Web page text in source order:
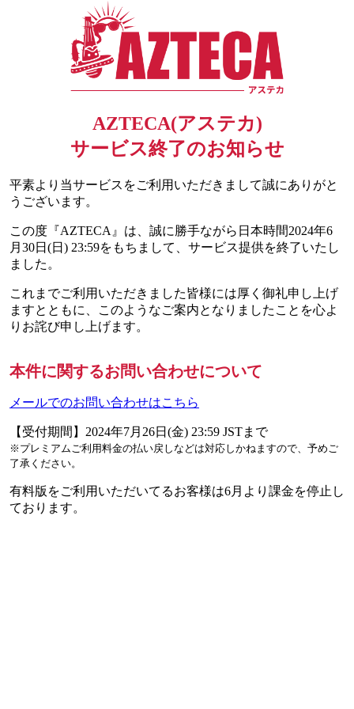
AZTECA(アステカ)
サービス終了のお知らせ
平素より当サービスをご利用いただきまして誠にありがと
うございます。
この度『AZTECA』は、誠に勝手ながら日本時間2024年6
月30日(日) 23:59をもちまして、サービス提供を終了いたし
ました。
これまでご利用いただきました皆様には厚く御礼申し上げ
ますとともに、このようなご案内となりましたことを心よ
りお詫び申し上げます。
本件に関するお問い合わせについて
メールでのお問い合わせはこちら
【受付期間】2024年7月26日(金) 23:59 JSTまで
※プレミアムご利用料金の払い戻しなどは対応しかねますので、予めご
了承ください。
有料版をご利用いただいてるお客様は6月より課金を停止し
ております。